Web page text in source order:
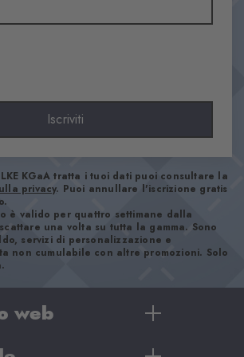
17% Poliammide, 3% Elastan
Invisible - medium cut
Comfort
Tipo di bordino
A coste
Imbottitura
Nessuna
Suola
Casual
Iscriviti
KGaA tratta i tuoi dati puoi consultare la
privacy. Puoi annullare l'iscrizione gratis
è valido per quattro settimane dalla
una volta su tutta la gamma. Sono
servizi di personalizzazione e
non cumulabile con altre promozioni. Solo
web